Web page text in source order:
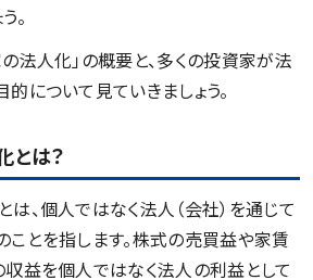
。
法人化」の概要と、多くの投資家が法
について見ていきましょう。
とは？
、個人ではなく法人（会社）を通じて
とを指します。株式の売買益や家賃
益を個人ではなく法人の利益として